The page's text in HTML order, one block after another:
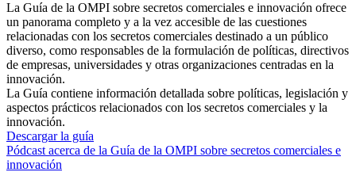
La Guía de la OMPI sobre secretos comerciales e innovación ofrece
un panorama completo y a la vez accesible de las cuestiones
relacionadas con los secretos comerciales destinado a un público
diverso, como responsables de la formulación de políticas, directivos
de empresas, universidades y otras organizaciones centradas en la
innovación.
La Guía contiene información detallada sobre políticas, legislación y
aspectos prácticos relacionados con los secretos comerciales y la
innovación.
Descargar la guía
Pódcast acerca de la Guía de la OMPI sobre secretos comerciales e
innovación